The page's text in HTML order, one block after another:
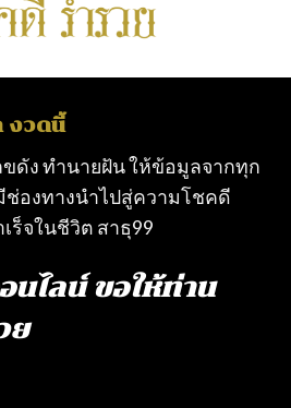
งวดนี้
ขดัง ทำนายฝัน ให้ข้อมูลจากทุก
ช่องทางนำไปสู่ความโชคดี
ร็จในชีวิต สาธุ99
นไลน์ขอให้ท่าน
ย